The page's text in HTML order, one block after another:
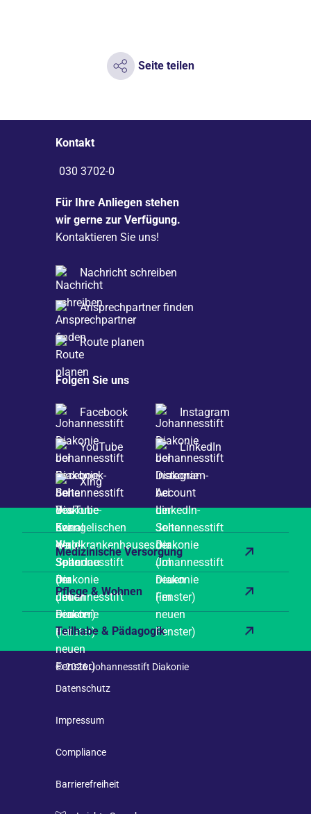
Seite teilen
Kontakt
030 3702-0
Für Ihre Anliegen stehen
wir gerne zur Verfügung.
Kontaktieren Sie uns!
Nachricht schreiben
Ansprechpartner finden
Route planen
Folgen Sie uns
Facebook Instagram
YouTube LinkedIn
Xing
Medizinische Versorgung
Pflege & Wohnen
Teilhabe & Pädagogik
© 2026 Johannesstift Diakonie
Datenschutz
Impressum
Compliance
Barrierefreiheit